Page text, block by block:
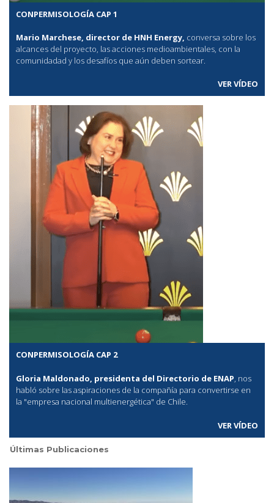
CONPERMISOLOGÍA CAP 1
Mario Marchese, director de HNH Energy, conversa sobre los
alcances del proyecto, las acciones medioambientales, con la
comunidadad y los desafíos que aún deben sortear.
VER VÍDEO
CONPERMISOLOGÍA CAP 2
Gloria Maldonado, presidenta del Directorio de ENAP , nos
habló sobre las aspiraciones de la compañía para convertirse en
la "empresa nacional multienergética" de Chile.
VER VÍDEO
Últimas Publicaciones